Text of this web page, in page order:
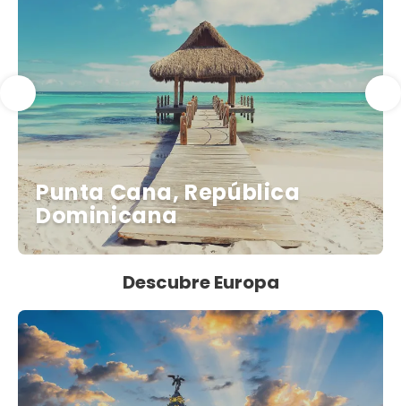
Punta Cana, República
Dominicana
Descubre Europa